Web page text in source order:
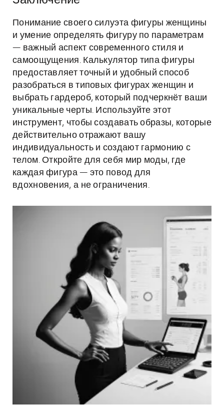
Понимание своего силуэта фигуры женщины
и умение определять фигуру по параметрам
— важный аспект современного стиля и
самоощущения. Калькулятор типа фигуры
предоставляет точный и удобный способ
разобраться в типовых фигурах женщин и
выбрать гардероб, который подчеркнёт ваши
уникальные черты. Используйте этот
инструмент, чтобы создавать образы, которые
действительно отражают вашу
индивидуальность и создают гармонию с
телом. Откройте для себя мир моды, где
каждая фигура — это повод для
вдохновения, а не ограничения.